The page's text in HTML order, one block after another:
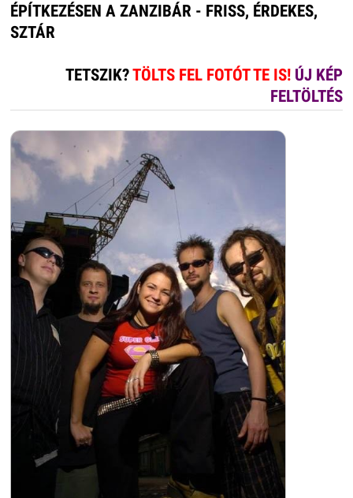
ÉPÍTKEZÉSEN A ZANZIBÁR - FRISS, ÉRDEKES,
SZTÁR
TETSZIK?TÖLTS FEL FOTÓT TE IS! ÚJ KÉP
FELTÖLTÉS